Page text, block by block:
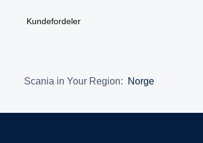
Kundefordeler
Scania in Your Region: Norge